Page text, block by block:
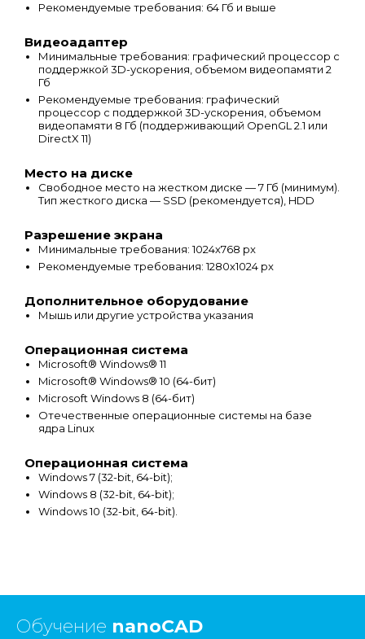
Рекомендуемые требования: 64 Гб и выше
Видеоадаптер
Минимальные требования: графический процессор с
поддержкой 3D-ускорения, объемом видеопамяти 2
Гб
Рекомендуемые требования: графический
процессор с поддержкой 3D-ускорения, объемом
видеопамяти 8 Гб (поддерживающий OpenGL 2.1 или
DirectX 11)
Место на диске
Свободное место на жестком диске — 7 Гб (минимум).
Тип жесткого диска — SSD (рекомендуется), HDD
Разрешение экрана
Минимальные требования: 1024х768 px
Рекомендуемые требования: 1280х1024 px
Дополнительное оборудование
Мышь или другие устройства указания
Операционная система
Microsoft® Windows® 11
Microsoft® Windows® 10 (64-бит)
Microsoft Windows 8 (64-бит)
Отечественные операционные системы на базе
ядра Linux
Операционная система
Windows 7 (32-bit, 64-bit);
Windows 8 (32-bit, 64-bit);
Windows 10 (32-bit, 64-bit).
Обучение nanoCAD